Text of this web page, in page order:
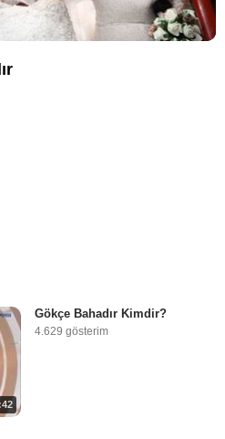
Gökçe Bahadır Kimdir?
4.629 gösterim